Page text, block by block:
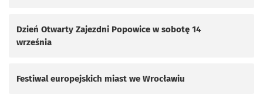
Dzień Otwarty Zajezdni Popowice w sobotę 14
września
Festiwal europejskich miast we Wrocławiu